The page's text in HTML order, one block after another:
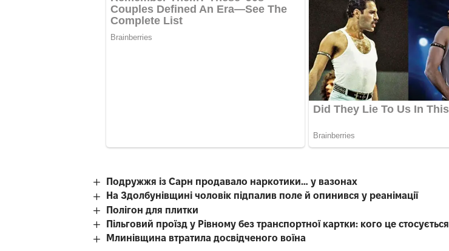
Подружжя із Сарн продавало наркотики… у вазонах
На Здолбунівщині чоловік підпалив поле й опинився у реанімації
Полігон для плитки
Пільговий проїзд у Рівному без транспортної картки: кого це стосується
Млинівщина втратила досвідченого воїна